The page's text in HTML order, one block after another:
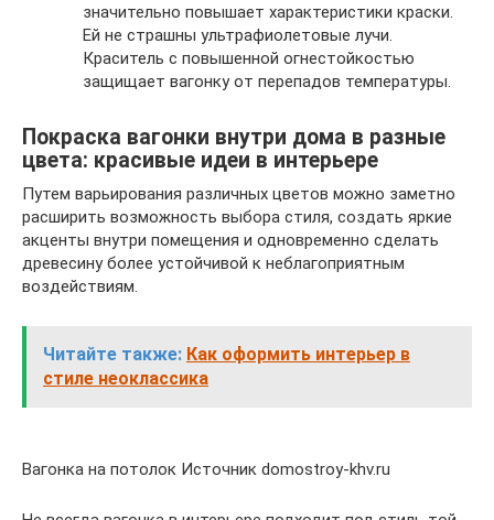
значительно повышает характеристики краски.
Ей не страшны ультрафиолетовые лучи.
Краситель с повышенной огнестойкостью
защищает вагонку от перепадов температуры.
Покраска вагонки внутри дома в разные
цвета: красивые идеи в интерьере
Путем варьирования различных цветов можно заметно
расширить возможность выбора стиля, создать яркие
акценты внутри помещения и одновременно сделать
древесину более устойчивой к неблагоприятным
воздействиям.
Читайте также: Как оформить интерьер в
стиле неоклассика
Вагонка на потолок Источник domostroy-khv.ru